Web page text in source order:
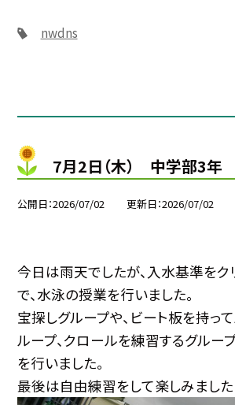
nwdns
7月2日（木） 中学部3
公開日 2026/07/02 更新日 2026/07/02
今日は雨天でしたが、入水基準をク
で、水泳の授業を行いました。
宝探しグループや、ビート板を持っ
ループ、クロールを練習するグルー
を行いました。
最後は自由練習をして楽しみまし